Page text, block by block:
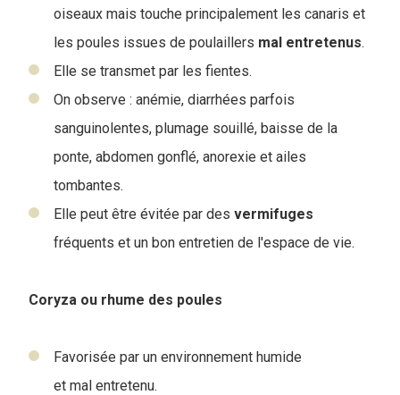
oiseaux mais touche principalement les canaris et
les poules issues de poulaillers mal entretenus.
Elle se transmet par les fientes.
On observe : anémie, diarrhées parfois
sanguinolentes, plumage souillé, baisse de la
ponte, abdomen gonflé, anorexie et ailes
tombantes.
Elle peut être évitée par des vermifuges
fréquents et un bon entretien de l'espace de vie.
Coryza ou rhume des poules
Favorisée par un environnement humide
et mal entretenu.